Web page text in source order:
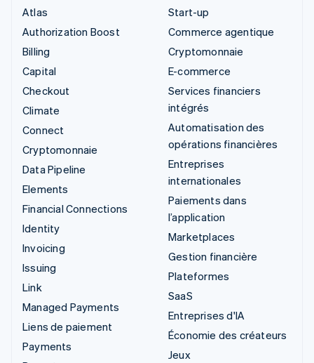
Atlas
Authorization Boost
Billing
Capital
Checkout
Climate
Connect
Cryptomonnaie
Data Pipeline
Elements
Financial Connections
Identity
Invoicing
Issuing
Link
Managed Payments
Liens de paiement
Payments
Start-up
Commerce agentique
Cryptomonnaie
E-commerce
Services financiers
intégrés
Automatisation des
opérations financières
Entreprises
internationales
Paiements dans
l’application
Marketplaces
Gestion financière
Plateformes
SaaS
Entreprises d'IA
Économie des créateurs
Jeux